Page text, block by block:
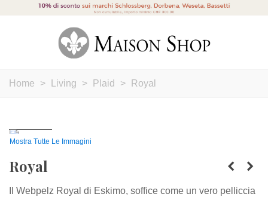
Home > Living > Plaid > Royal
Mostra Tutte Le Immagini
Royal
Il Webpelz Royal di Eskimo, soffice come un vero pelliccia